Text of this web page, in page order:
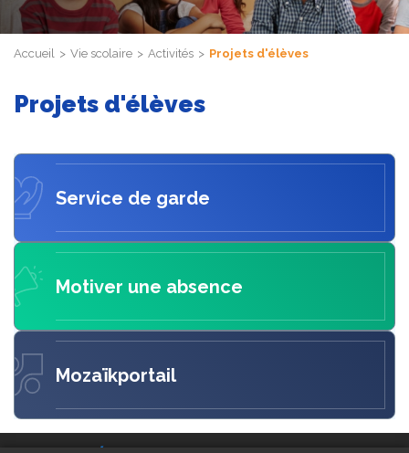
Accueil Vie scolaire Activités Projets d'élèves
Projets d'élèves
Service de garde
Motiver une absence
Mozaïkportail